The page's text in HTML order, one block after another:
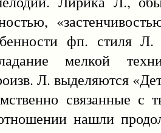
фп. стиля
мелкой
Л. выделяются
связанные с
нашли